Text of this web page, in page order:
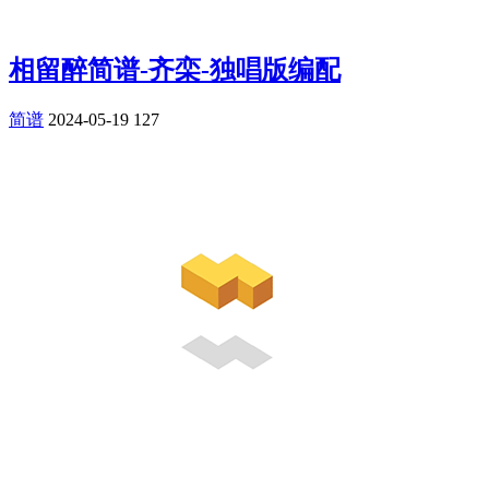
相留醉简谱-齐栾-独唱版编配
简谱 2024-05-19 127